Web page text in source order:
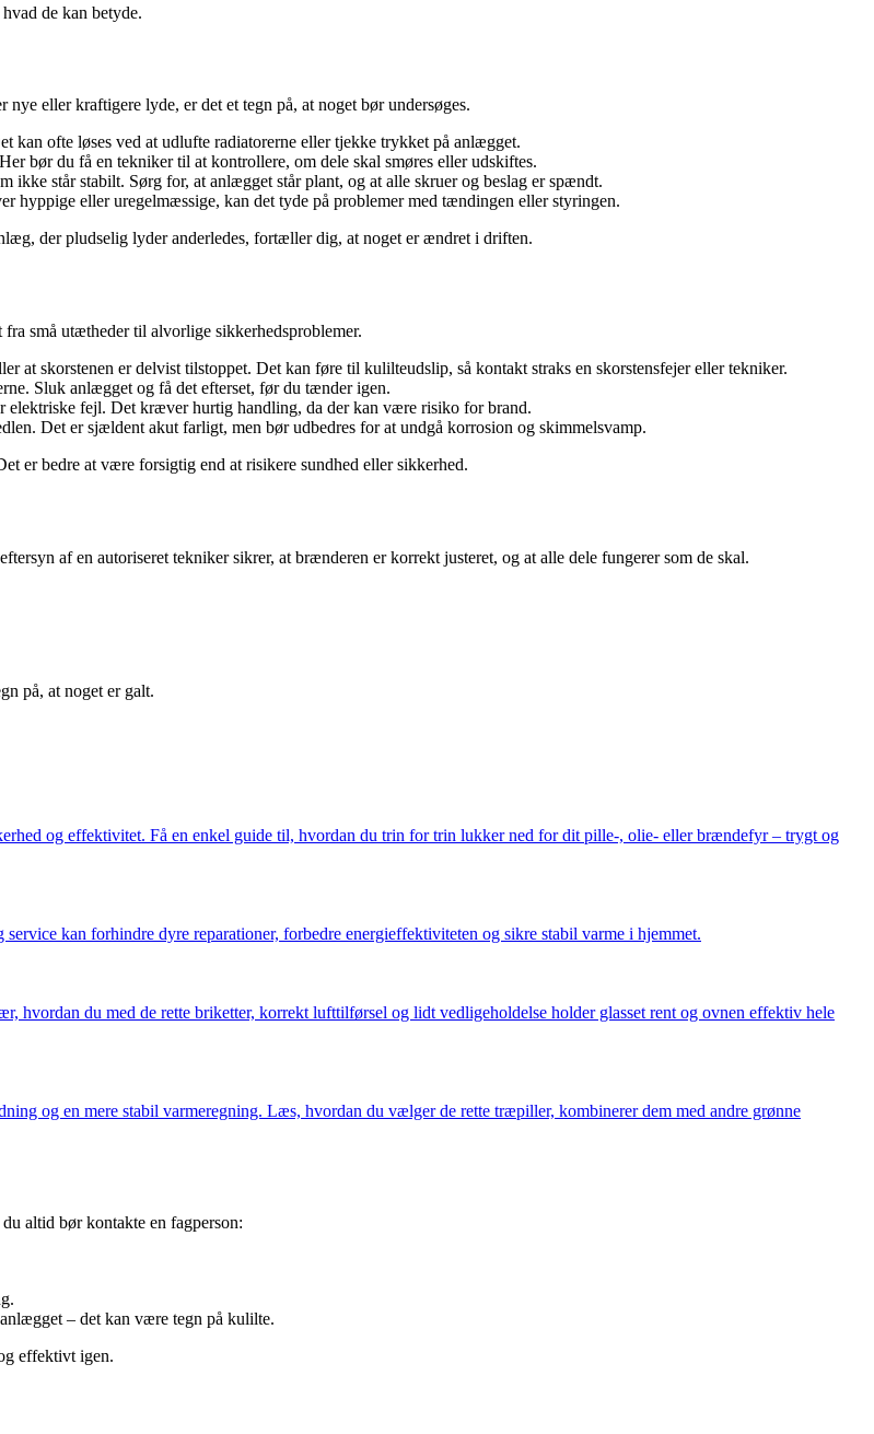
de kan betyde.
eller kraftigere lyde, er det et tegn på, at noget bør undersøges.
kan ofte løses ved at udlufte radiatorerne eller tjekke trykket på anlægget.
bør du få en tekniker til at kontrollere, om dele skal smøres eller udskiftes.
står stabilt. Sørg for, at anlægget står plant, og at alle skruer og beslag er spændt.
hyppige eller uregelmæssige, kan det tyde på problemer med tændingen eller styringen.
der pludselig lyder anderledes, fortæller dig, at noget er ændret i driften.
små utætheder til alvorlige sikkerhedsproblemer.
at skorstenen er delvist tilstoppet. Det kan føre til kulilteudslip, så kontakt straks en skorstensfejer eller tekniker.
Sluk anlægget og få det efterset, før du tænder igen.
elektriske fejl. Det kræver hurtig handling, da der kan være risiko for brand.
Det er sjældent akut farligt, men bør udbedres for at undgå korrosion og skimmelsvamp.
er bedre at være forsigtig end at risikere sundhed eller sikkerhed.
af en autoriseret tekniker sikrer, at brænderen er korrekt justeret, og at alle dele fungerer som de skal.
på, at noget er galt.
og effektivitet. Få en enkel guide til, hvordan du trin for trin lukker ned for dit pille-, olie- eller brændefyr – trygt og
kan forhindre dyre reparationer, forbedre energieffektiviteten og sikre stabil varme i hjemmet.
du med de rette briketter, korrekt lufttilførsel og lidt vedligeholdelse holder glasset rent og ovnen effektiv hele
og en mere stabil varmeregning. Læs, hvordan du vælger de rette træpiller, kombinerer dem med andre grønne
altid bør kontakte en fagperson:
– det kan være tegn på kulilte.
effektivt igen.